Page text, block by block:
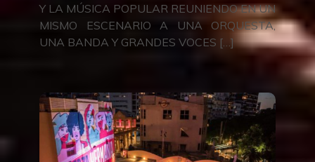
Y LA MÚSICA POPULAR REUNIENDO EN UN
MISMO ESCENARIO A UNA ORQUESTA,
UNA BANDA Y GRANDES VOCES […]